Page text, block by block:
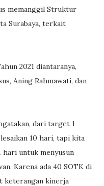
memanggil Struktur
Surabaya, terkait
2021 diantaranya,
Aning Rahmawati, dan
dari target 1
10 hari, tapi kita
hari untuk menyusun
Karena ada 40 SOTK di
keterangan kinerja